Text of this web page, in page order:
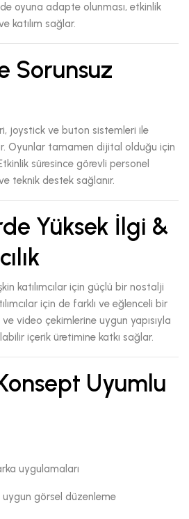
oyuna adapte olunması, etkinlik
katılım sağlar.
Sorunsuz
joystick ve buton sistemleri ile
Oyunlar tamamen dijital olduğu için
süresince görevli personel
teknik destek sağlanır.
Yüksek İlgi &
katılımcılar için güçlü bir nostalji
için de farklı ve eğlenceli bir
video çekimlerine uygun yapısıyla
içerik üretimine katkı sağlar.
Uyumlu
uygulamaları
görsel düzenleme